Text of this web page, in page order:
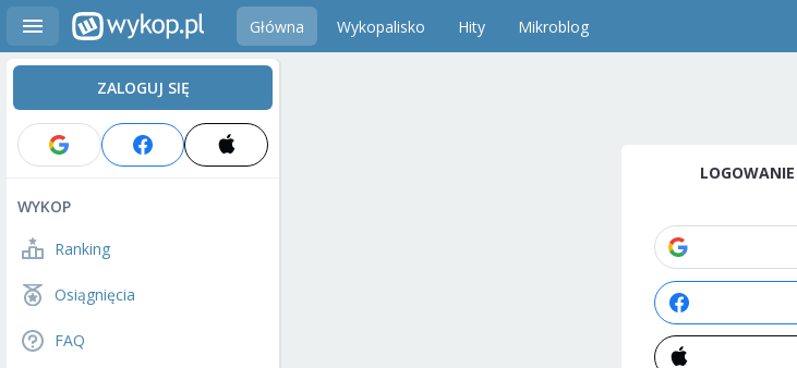
Główna Wykopalisko Hity Mikroblog
ZALOGUJ SIĘ
WYKOP
Ranking
Osiągnięcia
FAQ
LOGOWANIE